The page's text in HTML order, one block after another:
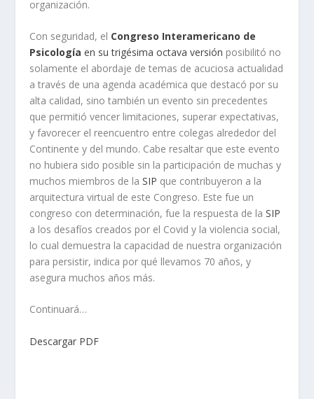
organización.
Con seguridad, el Congreso Interamericano de
Psicología en su trigésima octava versión posibilitó no
solamente el abordaje de temas de acuciosa actualidad
a través de una agenda académica que destacó por su
alta calidad, sino también un evento sin precedentes
que permitió vencer limitaciones, superar expectativas,
y favorecer el reencuentro entre colegas alrededor del
Continente y del mundo. Cabe resaltar que este evento
no hubiera sido posible sin la participación de muchas y
muchos miembros de laSIP que contribuyeron a la
arquitectura virtual de este Congreso. Este fue un
congreso con determinación, fue la respuesta de laSIP
a los desafíos creados por el Covid y la violencia social,
lo cual demuestra la capacidad de nuestra organización
para persistir, indica por qué llevamos 70 años, y
asegura muchos años más.
Continuará…
Descargar PDF